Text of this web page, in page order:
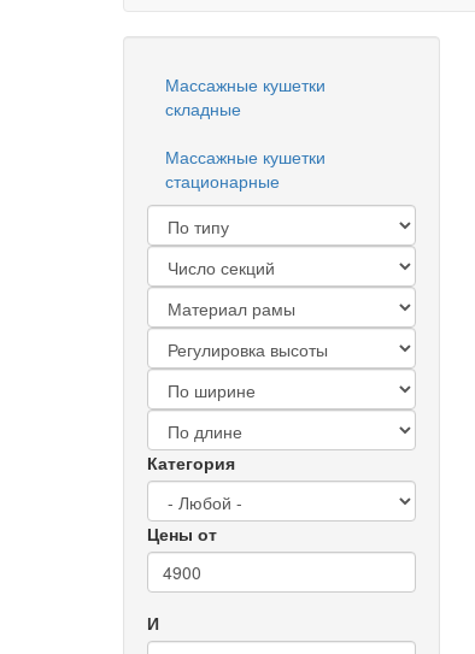
Массажные кушетки
складные
Массажные кушетки
стационарные
Категория
Цены от
И